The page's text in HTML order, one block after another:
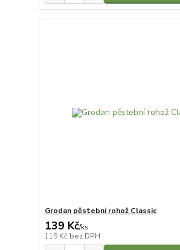
Grodan pěstební rohož Classic
139 Kč/ks
115 Kč bez DPH